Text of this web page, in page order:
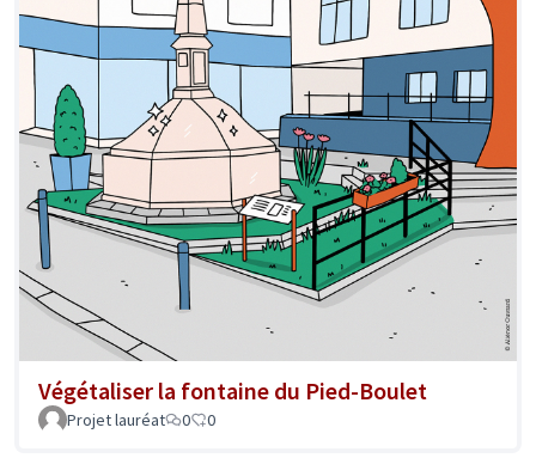
Végétaliser la fontaine du Pied-Boulet
Projet lauréat 0 0